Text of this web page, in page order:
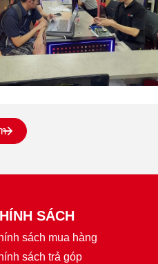
SÁCH
sách mua hàng
sách trả góp